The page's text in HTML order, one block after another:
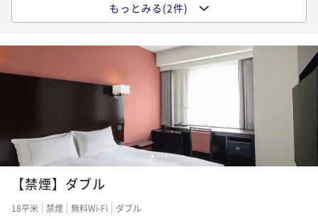
CANVAS STAY（朝食付き）
朝食付き 現地決済可 事前決済可
IN 15:00 - 25:00 OUT11:00
ポイント即利用で
最大7％OFF
¥ 16,368 ~
ポイントアップ
【連泊割引 CANVAS STAY】 ◆室料のみ◆
素泊まり 現地決済可
ポイント即利用で
もっとみる(2件)
1 234
【禁煙】ダブル
18平米 禁煙 無料Wi-Fi ダブル